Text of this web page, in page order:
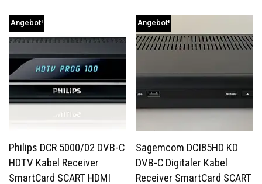
Angebot!
Philips DCR 5000/02 DVB-C
HDTV Kabel Receiver
SmartCard SCART HDMI
Angebot!
Sagemcom DCI85HD KD
DVB-C Digitaler Kabel
Receiver SmartCard SCART